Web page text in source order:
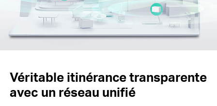
Véritable itinérance transparente
avec un réseau unifié